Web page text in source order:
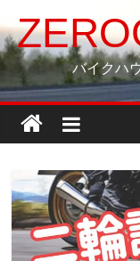
ン
テ
ツ
ス
ッ
プ
バイクハ